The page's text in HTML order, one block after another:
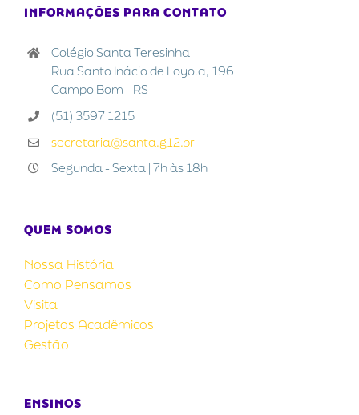
INFORMAÇÕES PARA CONTATO
Colégio Santa Teresinha
Rua Santo Inácio de Loyola, 196
Campo Bom - RS
(51) 3597 1215
secretaria@santa.g12.br
Segunda - Sexta | 7h às 18h
QUEM SOMOS
Nossa História
Como Pensamos
Visita
Projetos Acadêmicos
Gestão
ENSINOS